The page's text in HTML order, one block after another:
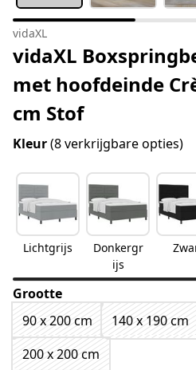
vidaXL
vidaXL
met hoofdeinde
cm Stof
Kleur(8 verkrijgbare opties)
Lichtgrijs
Donkergr
ijs
Grootte
90 x 200 cm
140 x 190 cm
200 x 200 cm